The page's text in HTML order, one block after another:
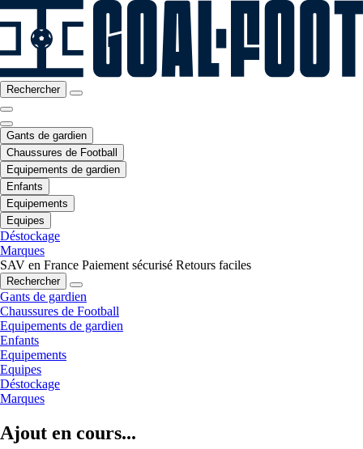
Rechercher
Gants de gardien
Chaussures de Football
Equipements de gardien
Enfants
Equipements
Equipes
Déstockage
Marques
SAV en France Paiement sécurisé Retours faciles
Rechercher
Gants de gardien
Chaussures de Football
Equipements de gardien
Enfants
Equipements
Equipes
Déstockage
Marques
Ajout en cours...